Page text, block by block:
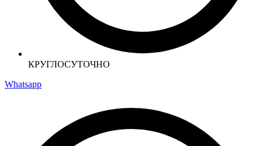
КРУГЛОСУТОЧНО
Whatsapp